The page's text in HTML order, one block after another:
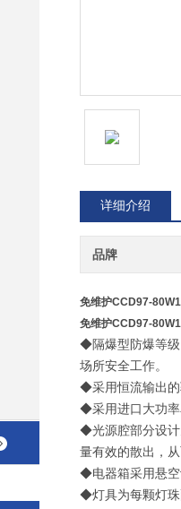
详细介绍
品牌
免维护CCD97-
免维护CCD97-
◆隔爆型防爆等级
场所安全工作。
◆采用恒流输出的
◆采用进口大功率
◆光源腔部分设计
量有效的散出，
◆电器箱采用悬空
◆灯具为每颗灯珠